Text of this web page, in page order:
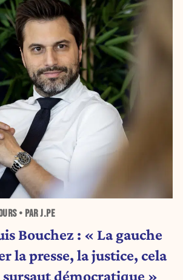
• PAR J.PE
Bouchez : « La gauche
la presse, la justice, cela
sursaut démocratique »